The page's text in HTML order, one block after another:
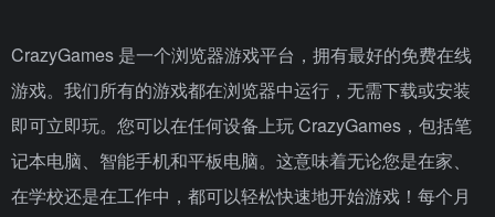
CrazyGames 是一个浏览器游戏平台，拥有最好的免费在线
游戏。我们所有的游戏都在浏览器中运行，无需下载或安装
即可立即玩。您可以在任何设备上玩 CrazyGames，包括笔
记本电脑、智能手机和平板电脑。这意味着无论您是在家、
在学校还是在工作中，都可以轻松快速地开始游戏！每个月